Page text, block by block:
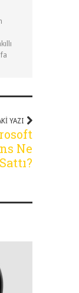
YAZI
Ne